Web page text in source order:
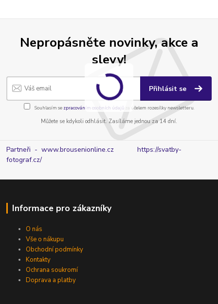
Nepropásněte novinky, akce a
slevy!
Přihlásit se
Souhlasím se zpracováním osobních údajůza účelem rozesílky newsletteru.
Můžete se kdykoli odhlásit. Zasíláme jednou za 14 dní.
Partneři - www.brousenionline.czhttps://svatby-
fotograf.cz/
Informace pro zákazníky
O nás
Vše o nákupu
Obchodní podmínky
Kontakty
Ochrana soukromí
Doprava a platby